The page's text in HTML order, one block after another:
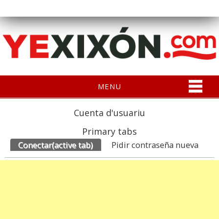
MENU
Cuenta d'usuariu
Primary tabs
Conectar(active tab) Pidir contraseña nueva